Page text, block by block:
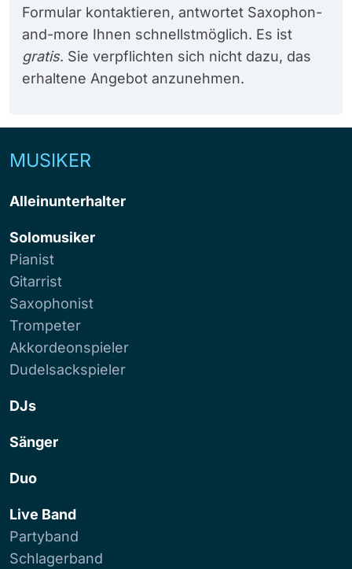
Formular kontaktieren, antwortet Saxophon-
and-more Ihnen schnellstmöglich. Es ist
gratis. Sie verpflichten sich nicht dazu, das
erhaltene Angebot anzunehmen.
MUSIKER
Alleinunterhalter
Solomusiker
Pianist
Gitarrist
Saxophonist
Trompeter
Akkordeonspieler
Dudelsackspieler
DJs
Sänger
Duo
Live Band
Partyband
Schlagerband